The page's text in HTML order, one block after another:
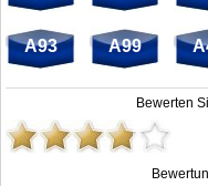
A93 A99
Bewerten